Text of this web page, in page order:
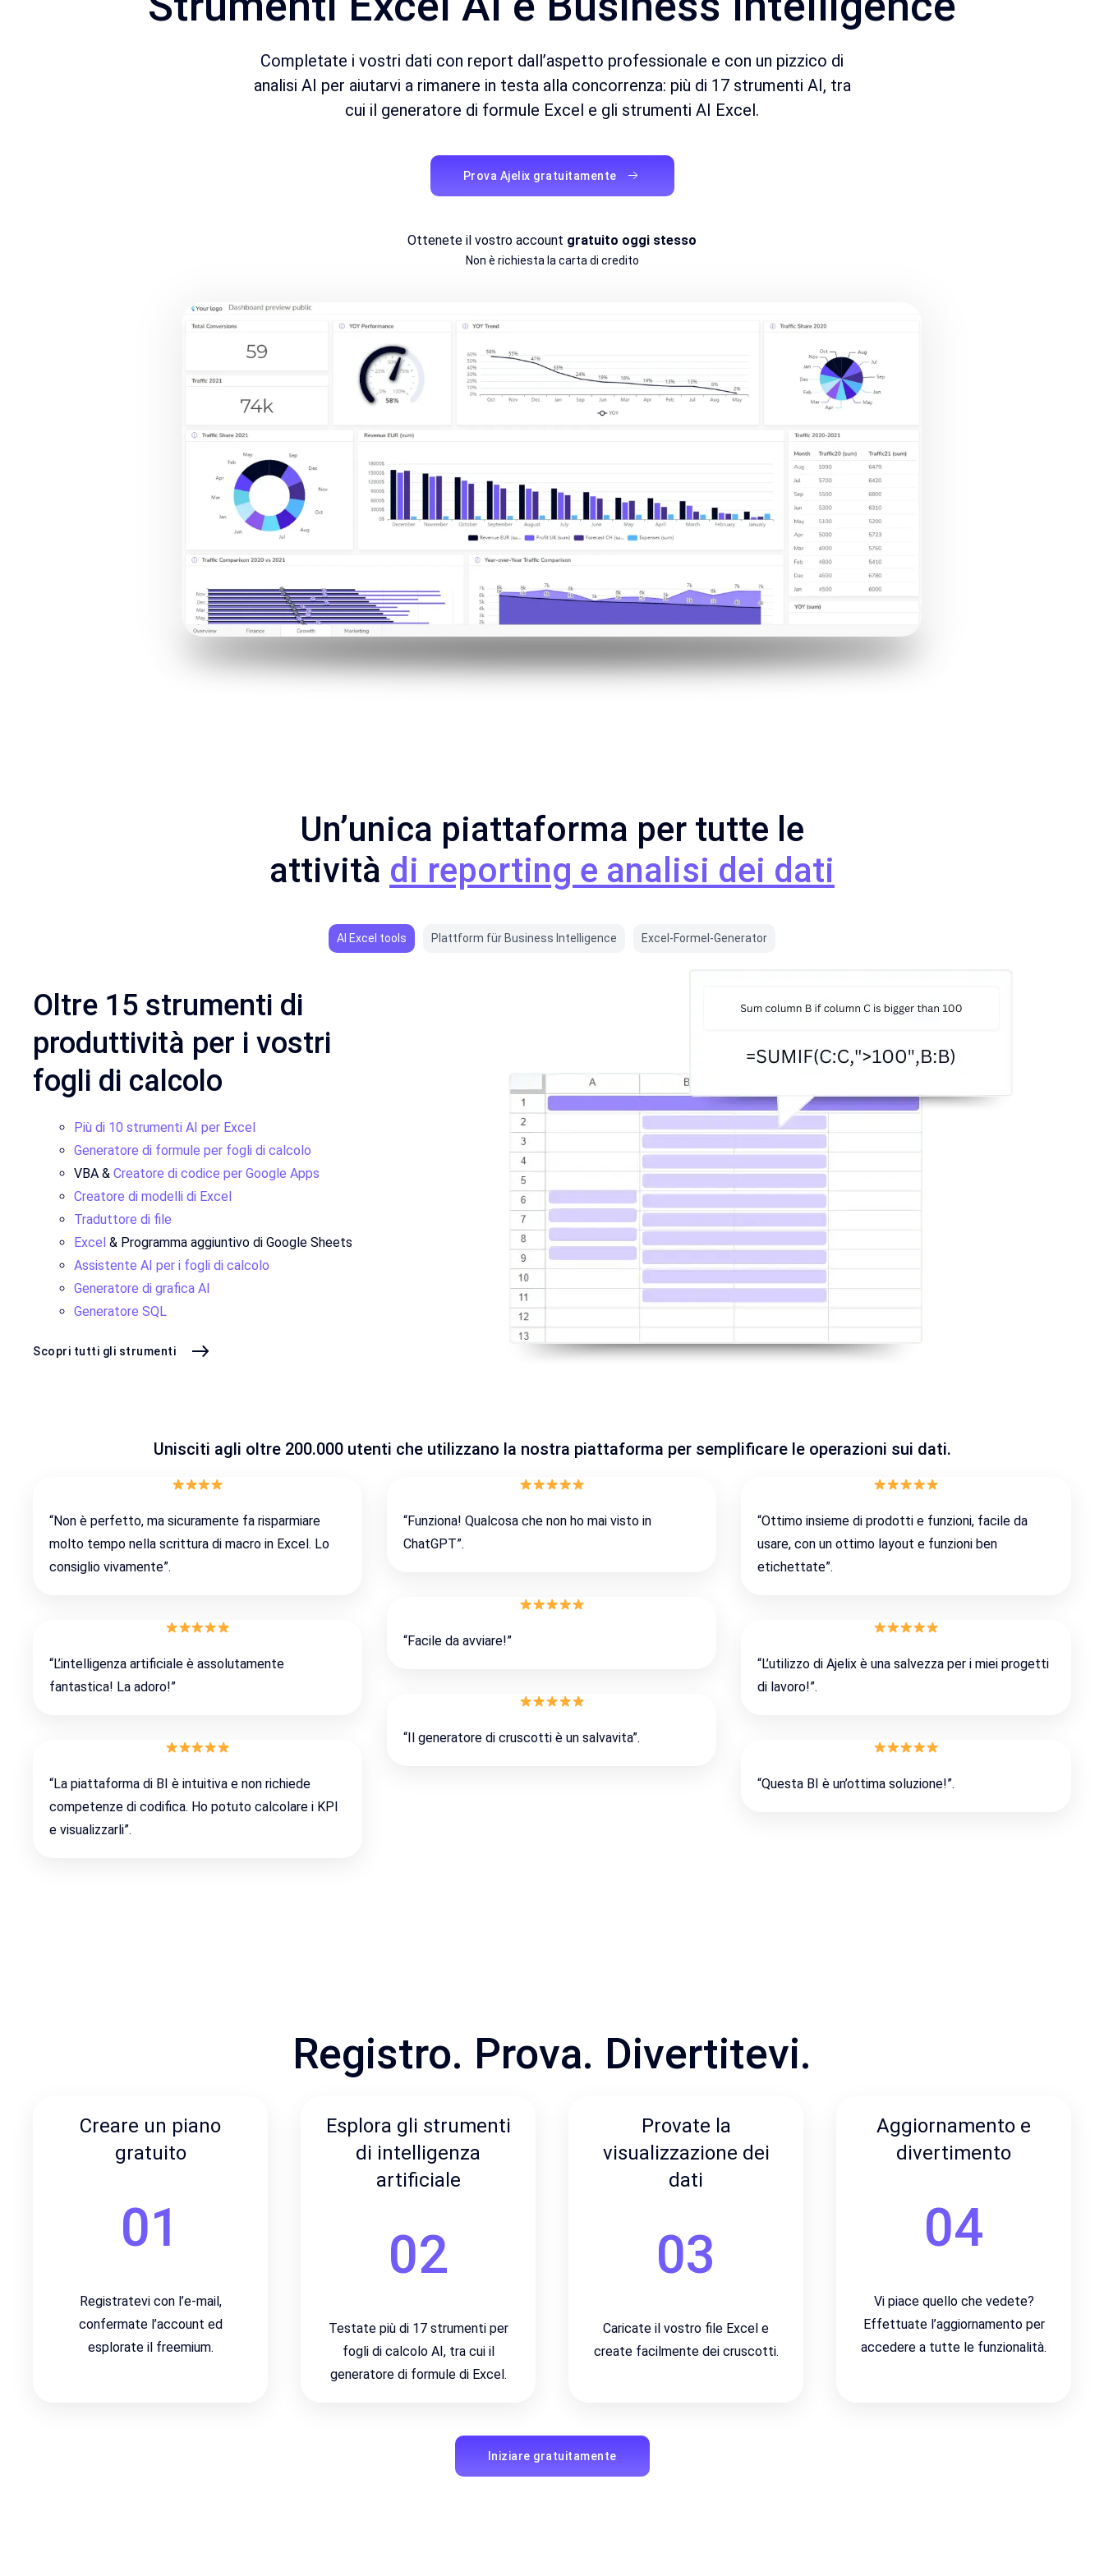
Completate i vostri dati con report dall’aspetto professionale e con un pizzico di
analisi AI per aiutarvi a rimanere in testa alla concorrenza: più di 17 strumenti AI, tra
cui il generatore di formule Excel e gli strumenti AI Excel.
Prova Ajelix gratuitamente
Ottenete il vostro account gratuito oggi stesso
Non è richiesta la carta di credito
Un’unica piattaforma per tutte le
attività di reporting e analisi dei dati
AI Excel tools Plattform für Business Intelligence Excel-Formel-Generator
Oltre 15 strumenti di
produttività per i vostri
fogli di calcolo
Più di 10 strumenti AI per Excel
Generatore di formule per fogli di calcolo
VBA & Creatore di codice per Google Apps
Creatore di modelli di Excel
Traduttore di file
Excel & Programma aggiuntivo di Google Sheets
Assistente AI per i fogli di calcolo
Generatore di grafica AI
Generatore SQL
Scopri tutti gli strumenti
Unisciti agli oltre 200.000 utenti che utilizzano la nostra piattaforma per semplificare le operazioni sui dati.
“Non è perfetto, ma sicuramente fa risparmiare
molto tempo nella scrittura di macro in Excel. Lo
consiglio vivamente”.
“Funziona! Qualcosa che non ho mai visto in
ChatGPT”.
“Ottimo insieme di prodotti e funzioni, facile da
usare, con un ottimo layout e funzioni ben
etichettate”.
“L’intelligenza artificiale è assolutamente
fantastica! La adoro!”
“Facile da avviare!”
“L’utilizzo di Ajelix è una salvezza per i miei progetti
di lavoro!”.
“La piattaforma di BI è intuitiva e non richiede
competenze di codifica. Ho potuto calcolare i KPI
e visualizzarli”.
“Il generatore di cruscotti è un salvavita”.
“Questa BI è un’ottima soluzione!”.
Registro. Prova. Divertitevi.
Creare un piano
gratuito
01
Registratevi con l’e-mail,
confermate l’account ed
esplorate il freemium.
Esplora gli strumenti
di intelligenza
artificiale
02
Testate più di 17 strumenti per
fogli di calcolo AI, tra cui il
generatore di formule di Excel.
Provate la
visualizzazione dei
dati
03
Caricate il vostro file Excel e
create facilmente dei cruscotti.
Aggiornamento e
divertimento
04
Vi piace quello che vedete?
Effettuate l’aggiornamento per
accedere a tutte le funzionalità.
Iniziare gratuitamente